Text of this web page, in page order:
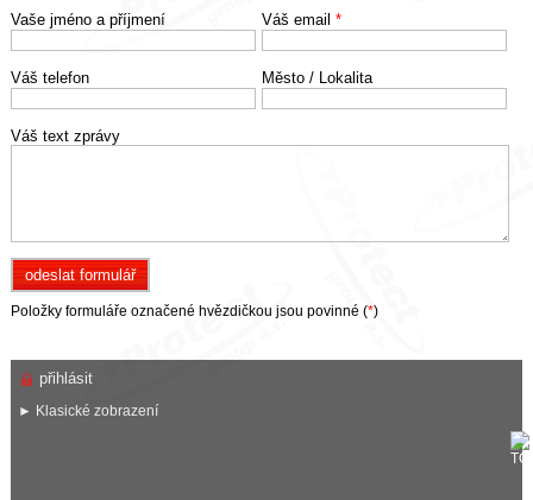
Vaše jméno a příjmení Váš email *
Váš telefon Město / Lokalita
Váš text zprávy
Položky formuláře označené hvězdičkou jsou povinné (*)